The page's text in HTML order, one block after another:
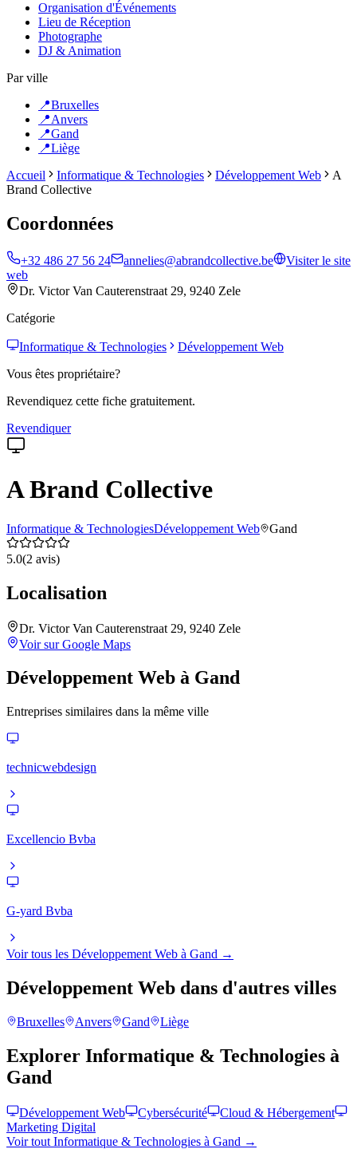
Organisation d'Événements
Lieu de Réception
Photographe
DJ & Animation
Par ville
📍Bruxelles
📍Anvers
📍Gand
📍Liège
Accueil
Informatique & Technologies Développement Web
A
Brand Collective
Coordonnées
+32 486 27 56 24 annelies@abrandcollective.be
Visiter le site
web
Dr. Victor Van Cauterenstraat 29, 9240 Zele
Catégorie
Informatique & Technologies
Développement Web
Vous êtes propriétaire?
Revendiquez cette fiche gratuitement.
Revendiquer
A Brand Collective
Informatique & TechnologiesDéveloppement Web Gand
5.0(2 avis)
Localisation
Dr. Victor Van Cauterenstraat 29, 9240 Zele
Voir sur Google Maps
Développement Web à Gand
Entreprises similaires dans la même ville
technicwebdesign
Excellencio Bvba
G-yard Bvba
Voir tous les Développement Web à Gand →
Développement Web dans d'autres villes
Bruxelles Anvers Gand Liège
Explorer Informatique & Technologies à
Gand
Développement Web Cybersécurité
Cloud & Hébergement
Marketing Digital
Voir tout Informatique & Technologies à Gand →